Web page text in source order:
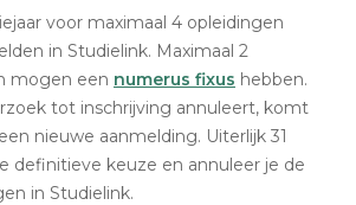
voor maximaal 4 opleidingen
in Studielink. Maximaal 2
mogen een numerus fixus hebben.
tot inschrijving annuleert, komt
nieuwe aanmelding. Uiterlijk 31
definitieve keuze en annuleer je de
in Studielink.